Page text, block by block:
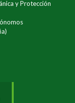
y Protección